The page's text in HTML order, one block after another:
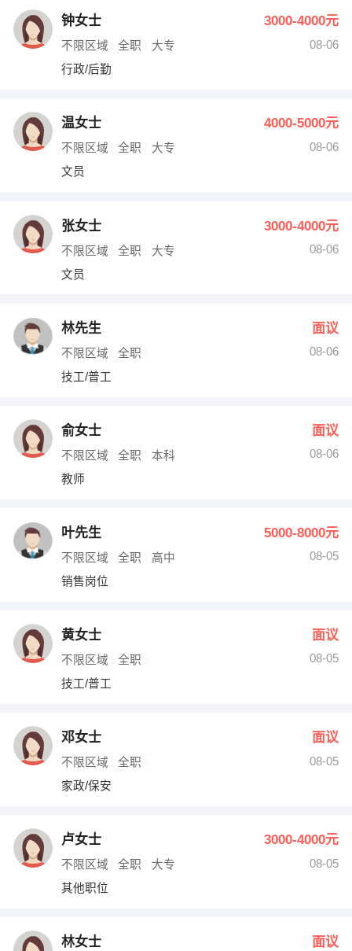
钟女士 3000-4000元
不限区域 全职 大专
08-06
行政/后勤
温女士 4000-5000元
不限区域 全职 大专
08-06
文员
张女士 3000-4000元
不限区域 全职 大专
08-06
文员
林先生 面议
不限区域 全职
08-06
技工/普工
俞女士 面议
不限区域 全职 本科
08-06
教师
叶先生 5000-8000元
不限区域 全职 高中
08-05
销售岗位
黄女士 面议
不限区域 全职
08-05
技工/普工
邓女士 面议
不限区域 全职
08-05
家政/保安
卢女士 3000-4000元
不限区域 全职 大专
08-05
其他职位
林女士 面议